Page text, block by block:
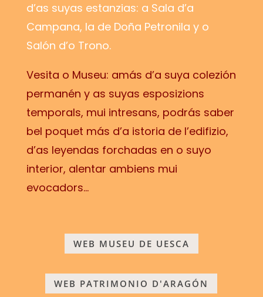
d’as suyas estanzias: a Sala d’a
Campana, la de Doña Petronila y o
Salón d’o Trono.
Vesita o Museu: amás d’a suya colezión
permanén y as suyas esposizions
temporals, mui intresans, podrás saber
bel poquet más d’a istoria de l’edifizio,
d’as leyendas forchadas en o suyo
interior, alentar ambiens mui
evocadors…
WEB MUSEU DE UESCA
WEB PATRIMONIO D'ARAGÓN